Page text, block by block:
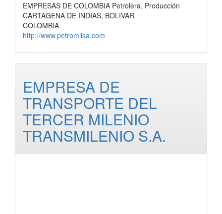
EMPRESAS DE COLOMBIA Petrolera, Producción
CARTAGENA DE INDIAS, BOLIVAR
COLOMBIA
http://www.petromilsa.com
EMPRESA DE
TRANSPORTE DEL
TERCER MILENIO
TRANSMILENIO S.A.